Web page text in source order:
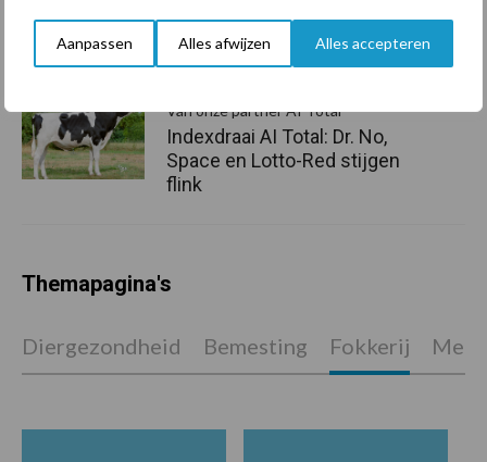
Aanpassen Alles afwijzen Alles accepteren
jaren
Van onze partner AI Total
Indexdraai AI Total: Dr. No,
Space en Lotto-Red stijgen
flink
Themapagina's
Diergezondheid Bemesting Fokkerij